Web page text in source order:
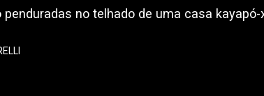
no telhado de uma casa kayapó-